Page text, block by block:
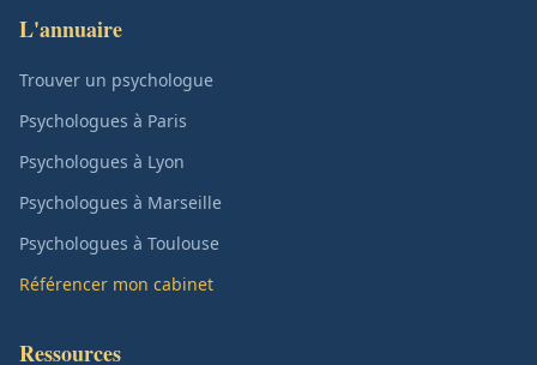
L'annuaire
Trouver un psychologue
Psychologues à Paris
Psychologues à Lyon
Psychologues à Marseille
Psychologues à Toulouse
Référencer mon cabinet
Ressources